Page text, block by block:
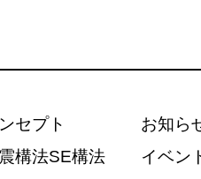
セプト
構法SE構法
お知ら
イベン